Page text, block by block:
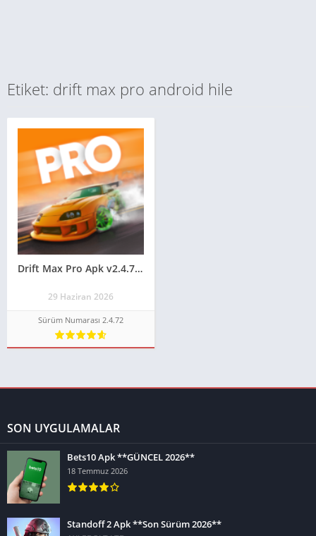
Etiket: drift max pro android hile
Drift Max Pro Apk v2.4.73 MOD APK – PARA HİLELİ **SON 2026**
29 Haziran 2026
Sürüm Numarası 2.4.72
SON UYGULAMALAR
Bets10 Apk **GÜNCEL 2026**
18 Temmuz 2026
Standoff 2 Apk **Son Sürüm 2026**